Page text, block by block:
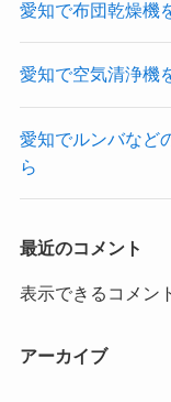
愛知で布団乾燥機
愛知で空気清浄機
愛知でルンバなど
ら
最近のコメント
表示できるコメン
アーカイブ